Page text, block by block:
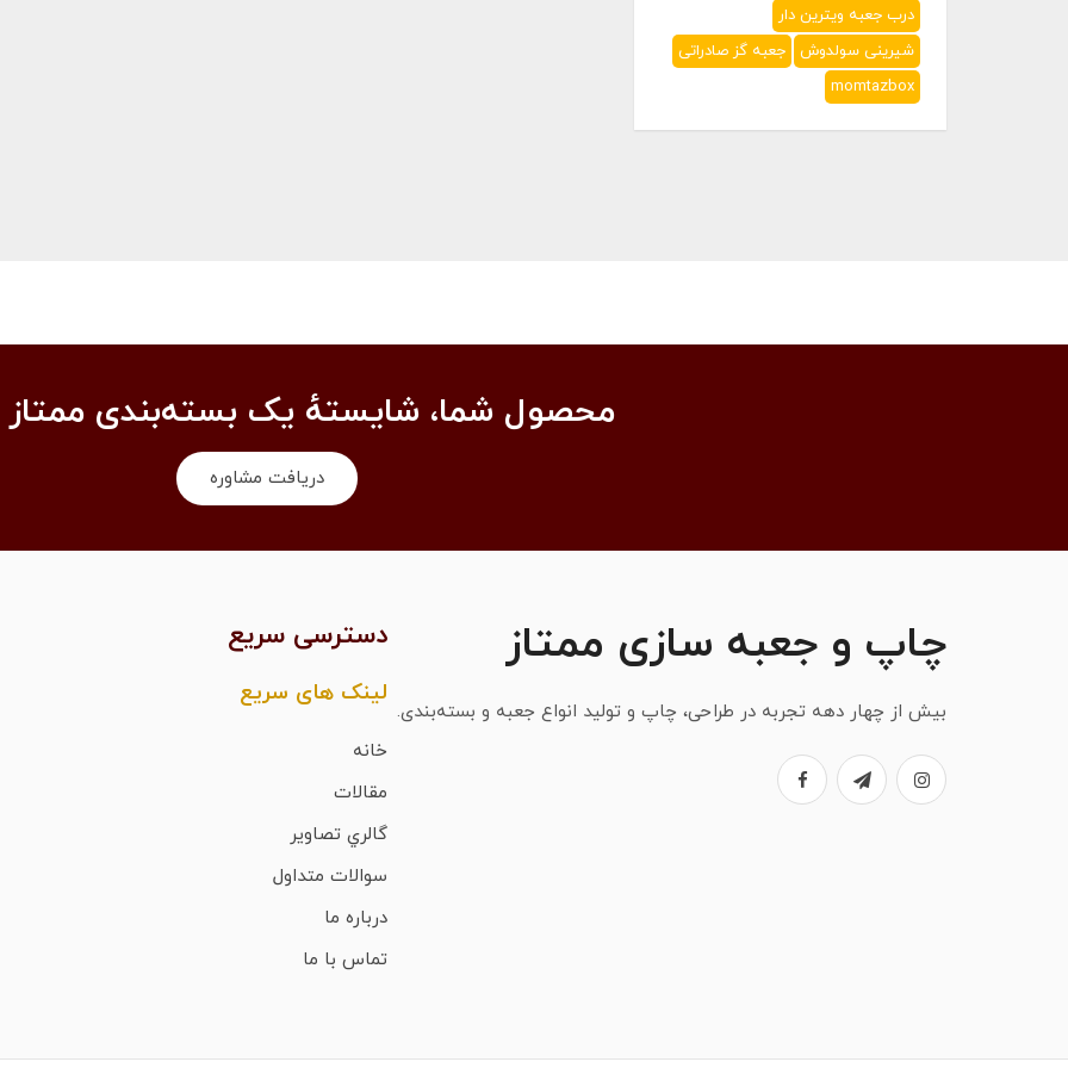
درب جعبه ویترین دار
شیرینی سولدوش
جعبه گز صادراتی
momtazbox
محصول شما، شایستهٔ یک بسته‌بندی
دریافت مشاوره
چاپ و جعبه سازی ممتاز
بیش از چهار دهه تجربه در طراحی، چاپ و تولید انواع جعبه و بسته‌بندی.
دسترسی سریع
لینک های سریع
خانه
مقالات
گالري تصاوير
سوالات متداول
درباره ما
تماس با ما